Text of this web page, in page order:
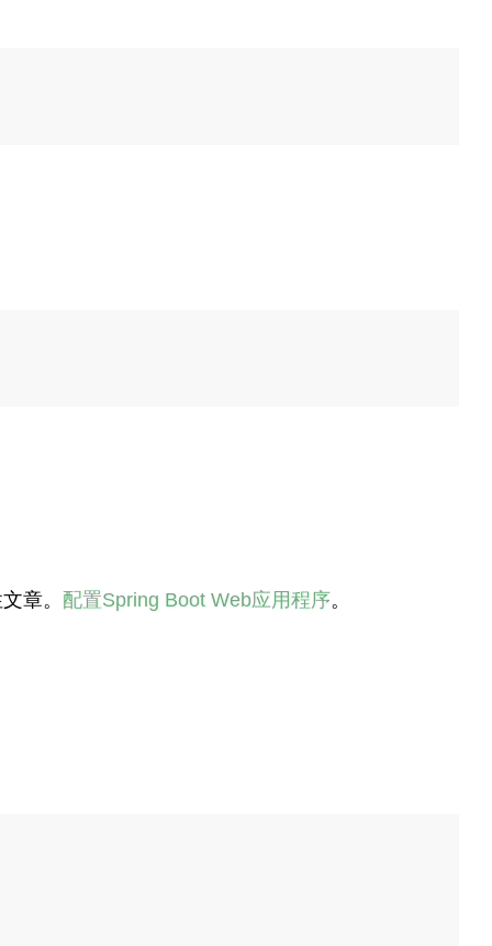
章。 配置Spring Boot Web应用程序。